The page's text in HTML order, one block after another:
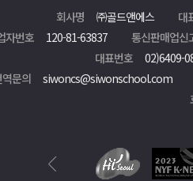
회사명 ㈜골드앤에스
대
자번호
120-81-63837
통신판매업신
대표번호
02)6409-
문의
siwoncs@siwonschool.com